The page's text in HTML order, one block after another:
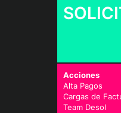
Acciones
Alta Pagos
Cargas de
Team Desol